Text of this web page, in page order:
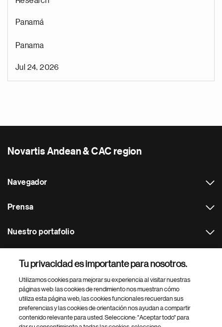
Panamá
Panama
Jul 24, 2026
Novartis Andean & CAC region
Navegador
Prensa
Nuestro portafolio
Footer Site Search
Tu privacidad es importante para nosotros.
Utilizamos cookies para mejorar su experiencia al visitar nuestras
páginas web: las cookies de rendimiento nos muestran cómo
utiliza esta página web, las cookies funcionales recuerdan sus
preferencias y las cookies de orientación nos ayudan a compartir
contenido relevante para usted. Seleccione: "Aceptar todo" para